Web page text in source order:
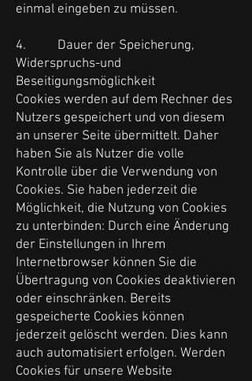
einmal eingeben zu müssen.
4. Dauer der Speicherung,
Widerspruchs-und
Beseitigungsmöglichkeit
Cookies werden auf dem Rechner des
Nutzers gespeichert und von diesem
an unserer Seite übermittelt. Daher
haben Sie als Nutzer die volle
Kontrolle über die Verwendung von
Cookies. Sie haben jederzeit die
Möglichkeit, die Nutzung von Cookies
zu unterbinden: Durch eine Änderung
der Einstellungen in Ihrem
Internetbrowser können Sie die
Übertragung von Cookies deaktivieren
oder einschränken. Bereits
gespeicherte Cookies können
jederzeit gelöscht werden. Dies kann
auch automatisiert erfolgen. Werden
Cookies für unsere Website